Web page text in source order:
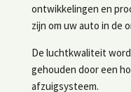
ontwikkelingen en
zijn om uw auto in de
De luchtkwaliteit
gehouden door een
afzuigsysteem.